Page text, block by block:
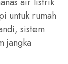
untuk rumah
sistem
jangka